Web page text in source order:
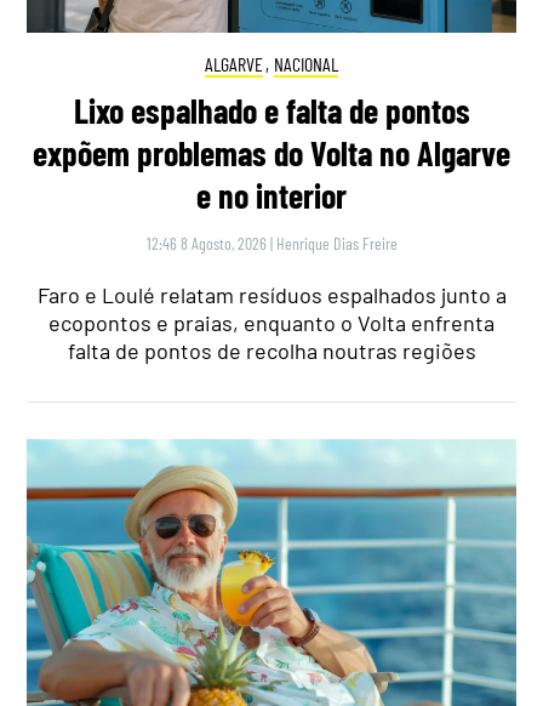
ALGARVE, NACIONAL
Lixo espalhado e falta de pontos
expõem problemas do Volta no Algarve
e no interior
12:46 8 Agosto, 2026 | Henrique Dias Freire
Faro e Loulé relatam resíduos espalhados junto a
ecopontos e praias, enquanto o Volta enfrenta
falta de pontos de recolha noutras regiões